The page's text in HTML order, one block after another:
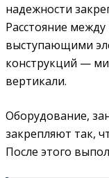
надежности
Расстояние
выступающими
конструкций —
вертикали.
Оборудование,
закрепляют так,
После этого